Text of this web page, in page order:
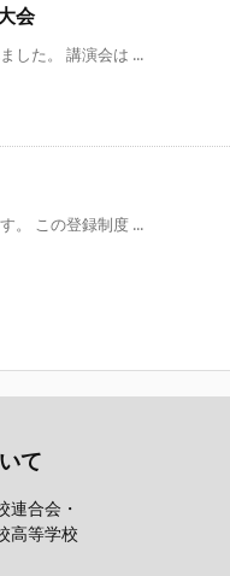
会
した。 講演会は ...
。 この登録制度 ...
て
連合会・
高等学校